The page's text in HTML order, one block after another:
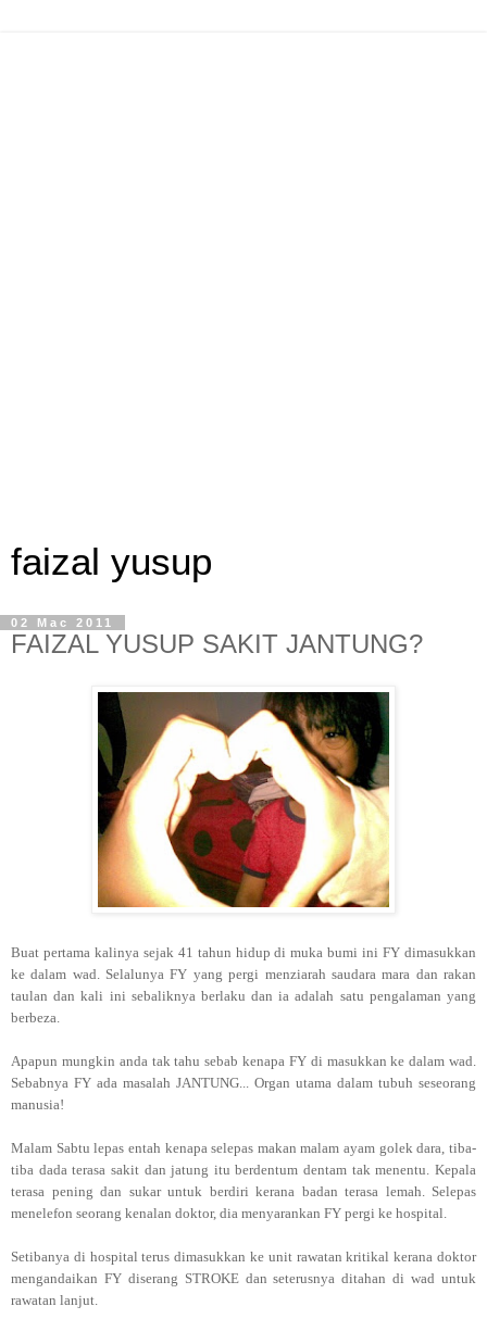
faizal yusup
02 Mac 2011
FAIZAL YUSUP SAKIT JANTUNG?
Buat pertama kalinya sejak 41 tahun hidup di muka bumi ini FY dimasukkan
ke dalam wad. Selalunya FY yang pergi menziarah saudara mara dan rakan
taulan dan kali ini sebaliknya berlaku dan ia adalah satu pengalaman yang
berbeza.
Apapun mungkin anda tak tahu sebab kenapa FY di masukkan ke dalam wad.
Sebabnya FY ada masalah JANTUNG... Organ utama dalam tubuh seseorang
manusia!
Malam Sabtu lepas entah kenapa selepas makan malam ayam golek dara, tiba-
tiba dada terasa sakit dan jatung itu berdentum dentam tak menentu. Kepala
terasa pening dan sukar untuk berdiri kerana badan terasa lemah. Selepas
menelefon seorang kenalan doktor, dia menyarankan FY pergi ke hospital.
Setibanya di hospital terus dimasukkan ke unit rawatan kritikal kerana doktor
mengandaikan FY diserang STROKE dan seterusnya ditahan di wad untuk
rawatan lanjut.